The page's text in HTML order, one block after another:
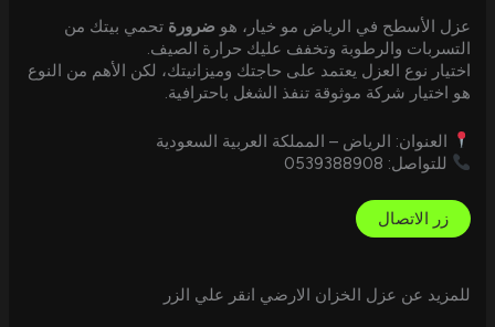
عزل الأسطح في الرياض مو خيار، هو ضرورة تحمي بيتك من
التسربات والرطوبة وتخفف عليك حرارة الصيف.
اختيار نوع العزل يعتمد على حاجتك وميزانيتك، لكن الأهم من النوع
هو اختيار شركة موثوقة تنفذ الشغل باحترافية.
العنوان: الرياض – المملكة العربية السعودية
للتواصل: 0539388908
زر الاتصال
للمزيد عن عزل الخزان الارضي انقر علي الزر